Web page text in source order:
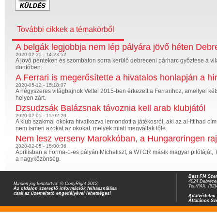
További cikkek a témakörből
A belgák legjobbja nem lép pályára jövő héten
2020-02-25 - 14:23:52
A jövő pénteken és szombaton sorra kerülő debreceni párharc győztese a
döntőben.
A Ferrari is megerősítette a hivatalos honlapján a
2020-05-12 - 15:18:07
A négyszeres világbajnok Vettel 2015-ben érkezett a Ferrarihoz, amellyel
helyen zárt.
Dzsudzsák Balázsnak távoznia kell arab klubjától
2020-02-05 - 15:02:20
A klub szakmai okokra hivatkozva lemondott a játékosról, aki az al-Ittihad
nem ismeri azokat az okokat, melyek miatt megváltak tőle.
Nem lesz verseny Marokkóban, a Hungaroringen
2020-02-05 - 15:00:36
Áprilisban a Forma-1-es pályán Micheliszt, a WTCR másik magyar
a nagyközönség.
Minden jog fenntartva! © CopyRight 2012.
Az oldalon szereplő információk felhasználása
csak az üzemeltető engedélyével lehetséges!
Best FM
4024
Tel./FAX:
Adatvédelmi
Általános